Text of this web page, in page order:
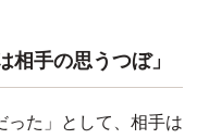
手の思うつぼ」
た」として、相手は